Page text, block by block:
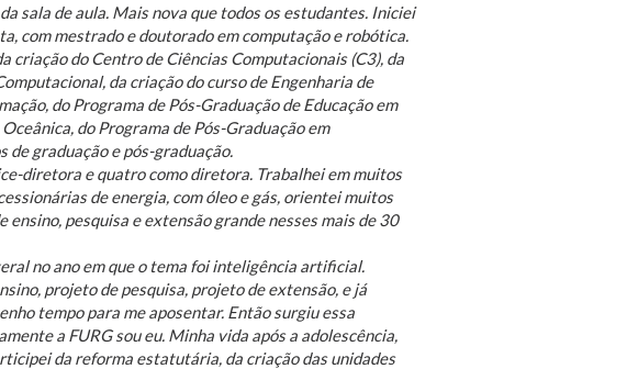
sala de aula. Mais nova que todos os estudantes. Iniciei
com mestrado e doutorado em computação e robótica.
do Centro de Ciências Computacionais (C3), da
da criação do curso de Engenharia de
do Programa de Pós-Graduação de Educação em
do Programa de Pós-Graduação em
graduação e pós-graduação.
diretora e quatro como diretora. Trabalhei em muitos
de energia, com óleo e gás, orientei muitos
pesquisa e extensão grande nesses mais de 30
no ano em que o tema foi inteligência artificial.
projeto de pesquisa, projeto de extensão, e já
tempo para me aposentar. Então surgiu essa
a FURG sou eu. Minha vida após a adolescência,
da reforma estatutária, da criação das unidades